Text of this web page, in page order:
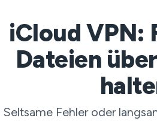
iCloud VPN:
Dateien
Seltsame Fehler oder